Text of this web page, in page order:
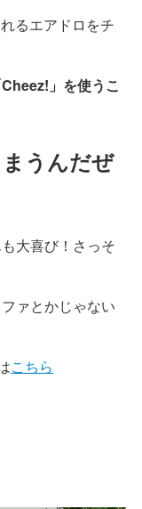
るエアドロをチ
Cheez!」を使うこ
うんだぜ
大喜び！さっそ
ァとかじゃない
こちら